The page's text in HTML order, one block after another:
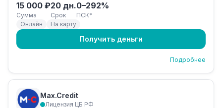
15 000 ₽
Сумма
20 дн.
Срок
0–292%
ПСК*
Онлайн
На карту
Получить деньги
Подробнее
Max.Credit
Лицензия ЦБ РФ